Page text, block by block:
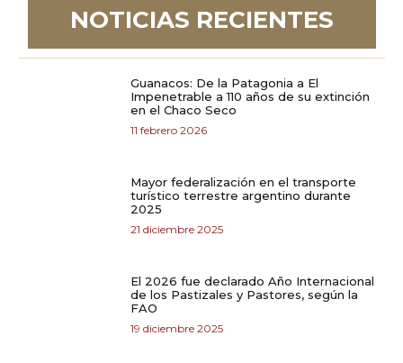
NOTICIAS RECIENTES
Guanacos: De la Patagonia a El
Impenetrable a 110 años de su extinción
en el Chaco Seco
11 febrero 2026
Mayor federalización en el transporte
turístico terrestre argentino durante
2025
21 diciembre 2025
El 2026 fue declarado Año Internacional
de los Pastizales y Pastores, según la
FAO
19 diciembre 2025